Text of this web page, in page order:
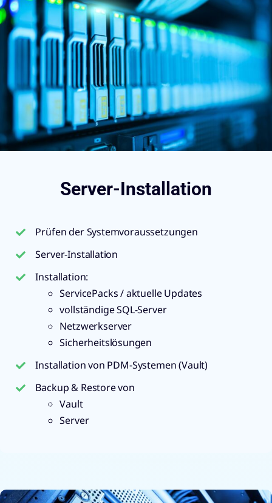
Server-Installation
Prüfen der Systemvoraussetzungen
Server-Installation
Installation:
ServicePacks / aktuelle Updates
vollständige SQL-Server
Netzwerkserver
Sicherheitslösungen
Installation von PDM-Systemen (Vault)
Backup & Restore von
Vault
Server